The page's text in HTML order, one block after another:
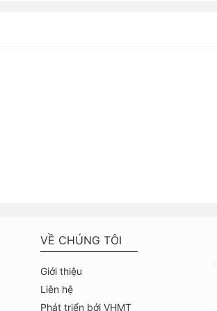
VỀ CHÚNG TÔI
Giới thiệu
Liên hệ
Phát triển bởi VHMT